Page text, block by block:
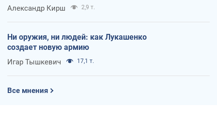
Александр Кирш 2,9 т.
Ни оружия, ни людей: как Лукашенко
создает новую армию
Игар Тышкевич 17,1 т.
Все мнения